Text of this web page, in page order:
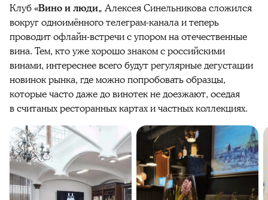
Клуб«Вино и люди„ Алексея Синельникова сложился
вокруг одноимённого телеграм-канала и теперь
проводит офлайн-встречи с упором на отечественные
вина. Тем, кто уже хорошо знаком с российскими
винами, интереснее всего будут регулярные дегустации
новинок рынка, где можно попробовать образцы,
которые часто даже до винотек не доезжают, оседая
в считаных ресторанных картах и частных коллекциях.